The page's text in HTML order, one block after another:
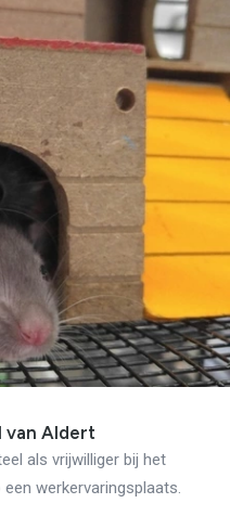
van Aldert
als vrijwilliger bij het
werkervaringsplaats.